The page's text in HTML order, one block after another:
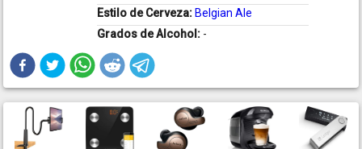
Estilo de Cerveza: Belgian Ale
Grados de Alcohol: -